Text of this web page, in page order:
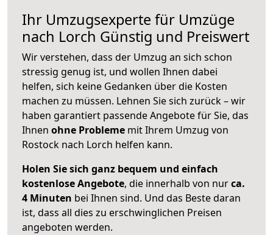
Ihr Umzugsexperte für Umzüge
nach Lorch Günstig und Preiswert
Wir verstehen, dass der Umzug an sich schon
stressig genug ist, und wollen Ihnen dabei
helfen, sich keine Gedanken über die Kosten
machen zu müssen. Lehnen Sie sich zurück – wir
haben garantiert passende Angebote für Sie, das
Ihnen ohne Probleme mit Ihrem Umzug von
Rostock nach Lorch helfen kann.
Holen Sie sich ganz bequem und einfach
kostenlose Angebote, die innerhalb von nurca.
4 Minuten bei Ihnen sind. Und das Beste daran
ist, dass all dies zu erschwinglichen Preisen
angeboten werden.